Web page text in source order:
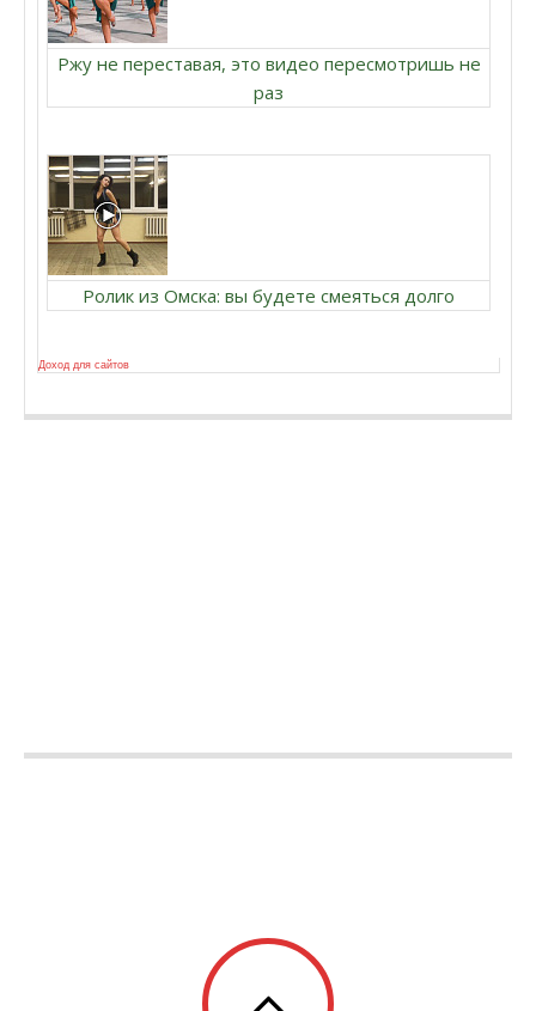
Ржу не переставая, это видео пересмотришь не
раз
Ролик из Омска: вы будете смеяться долго
Доход для сайтов